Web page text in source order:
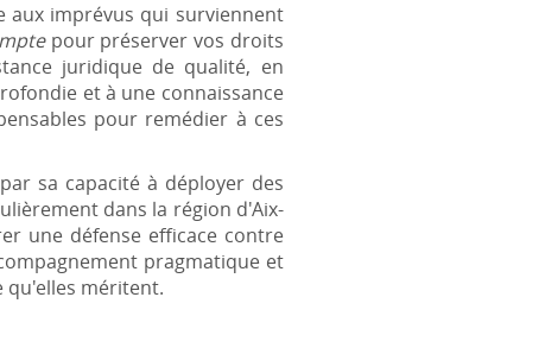
aux imprévus qui surviennent
pour préserver vos droits
juridique de qualité, en
et à une connaissance
pour remédier à ces
sa capacité à déployer des
dans la région d'Aix-
une défense efficace contre
pragmatique et
qu'elles méritent.